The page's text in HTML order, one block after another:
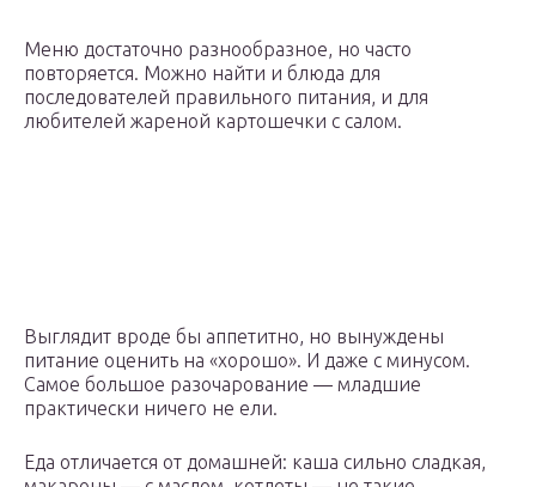
Меню достаточно разнообразное, но часто
повторяется. Можно найти и блюда для
последователей правильного питания, и для
любителей жареной картошечки с салом.
Выглядит вроде бы аппетитно, но вынуждены
питание оценить на «хорошо». И даже с минусом.
Самое большое разочарование — младшие
практически ничего не ели.
Еда отличается от домашней: каша сильно сладкая,